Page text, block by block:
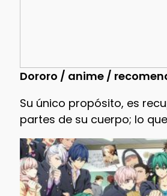
Dororo / anime /
Su único propósito, es
partes de su cuerpo; lo que